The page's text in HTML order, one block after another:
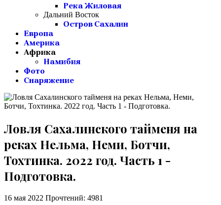
Река Жиловая
Дальний Восток
Остров Сахалин
Европа
Америка
Африка
Намибия
Фото
Снаряжение
Ловля Сахалинского тайменя на
реках Нельма, Неми, Ботчи,
Тохтинка. 2022 год. Часть 1 -
Подготовка.
16 мая 2022 Прочтений: 4981